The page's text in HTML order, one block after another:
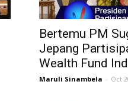
Bertemu PM
Jepang
Wealth Fund
Maruli Sinambela - Oct